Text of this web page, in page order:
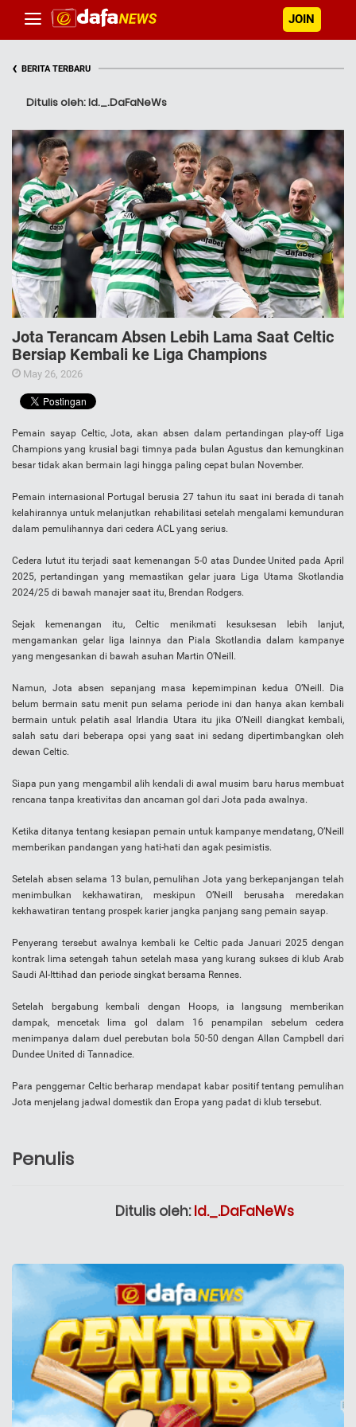
JOIN
‹ BERITA TERBARU
Ditulis oleh: Id._.DaFaNeWs
Jota Terancam Absen Lebih Lama Saat Celtic
Bersiap Kembali ke Liga Champions
May 26, 2026
Pemain sayap Celtic, Jota, akan absen dalam pertandingan play-off Liga
Champions yang krusial bagi timnya pada bulan Agustus dan kemungkinan
besar tidak akan bermain lagi hingga paling cepat bulan November.
Pemain internasional Portugal berusia 27 tahun itu saat ini berada di tanah
kelahirannya untuk melanjutkan rehabilitasi setelah mengalami kemunduran
dalam pemulihannya dari cedera ACL yang serius.
Cedera lutut itu terjadi saat kemenangan 5-0 atas Dundee United pada April
2025, pertandingan yang memastikan gelar juara Liga Utama Skotlandia
2024/25 di bawah manajer saat itu, Brendan Rodgers.
Sejak kemenangan itu, Celtic menikmati kesuksesan lebih lanjut,
mengamankan gelar liga lainnya dan Piala Skotlandia dalam kampanye
yang mengesankan di bawah asuhan Martin O’Neill.
Namun, Jota absen sepanjang masa kepemimpinan kedua O’Neill. Dia
belum bermain satu menit pun selama periode ini dan hanya akan kembali
bermain untuk pelatih asal Irlandia Utara itu jika O’Neill diangkat kembali,
salah satu dari beberapa opsi yang saat ini sedang dipertimbangkan oleh
dewan Celtic.
Siapa pun yang mengambil alih kendali di awal musim baru harus membuat
rencana tanpa kreativitas dan ancaman gol dari Jota pada awalnya.
Ketika ditanya tentang kesiapan pemain untuk kampanye mendatang, O’Neill
memberikan pandangan yang hati-hati dan agak pesimistis.
Setelah absen selama 13 bulan, pemulihan Jota yang berkepanjangan telah
menimbulkan kekhawatiran, meskipun O’Neill berusaha meredakan
kekhawatiran tentang prospek karier jangka panjang sang pemain sayap.
Penyerang tersebut awalnya kembali ke Celtic pada Januari 2025 dengan
kontrak lima setengah tahun setelah masa yang kurang sukses di klub Arab
Saudi Al-Ittihad dan periode singkat bersama Rennes.
Setelah bergabung kembali dengan Hoops, ia langsung memberikan
dampak, mencetak lima gol dalam 16 penampilan sebelum cedera
menimpanya dalam duel perebutan bola 50-50 dengan Allan Campbell dari
Dundee United di Tannadice.
Para penggemar Celtic berharap mendapat kabar positif tentang pemulihan
Jota menjelang jadwal domestik dan Eropa yang padat di klub tersebut.
Penulis
Ditulis oleh:Id._.DaFaNeWs